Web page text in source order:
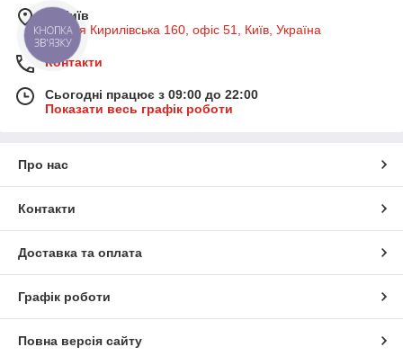
м. Київ
вулиця Кирилівська 160, офіс 51, Київ, Україна
Контакти
Сьогодні працює з 09:00 до 22:00
Показати весь графік роботи
Про нас
Контакти
Доставка та оплата
Графік роботи
Повна версія сайту
КНОПКА
ЗВ'ЯЗКУ